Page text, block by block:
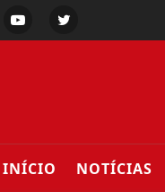
INÍCIO NOTÍCIAS